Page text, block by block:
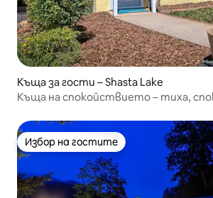
Къща за гости – Shasta Lake
Къща на спокойствието – тиха,
Избор на гостите
Избор на гостите